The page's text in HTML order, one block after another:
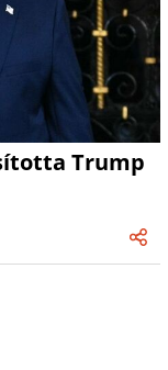
Trump